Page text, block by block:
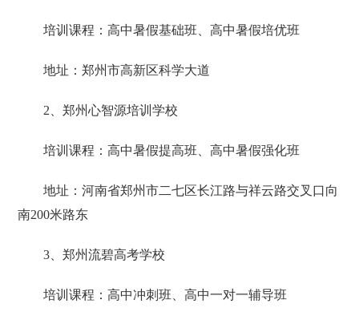
培训课程：高中暑假基础班、高中暑假培优班
地址：郑州市高新区科学大道
2、郑州心智源培训学校
培训课程：高中暑假提高班、高中暑假强化班
地址：河南省郑州市二七区长江路与祥云路交叉口向
南200米路东
3、郑州流碧高考学校
培训课程：高中冲刺班、高中一对一辅导班